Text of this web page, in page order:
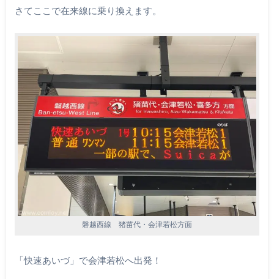
さてここで在来線に乗り換えます。
磐越西線 猪苗代・会津若松方面
「快速あいづ」で会津若松へ出発！